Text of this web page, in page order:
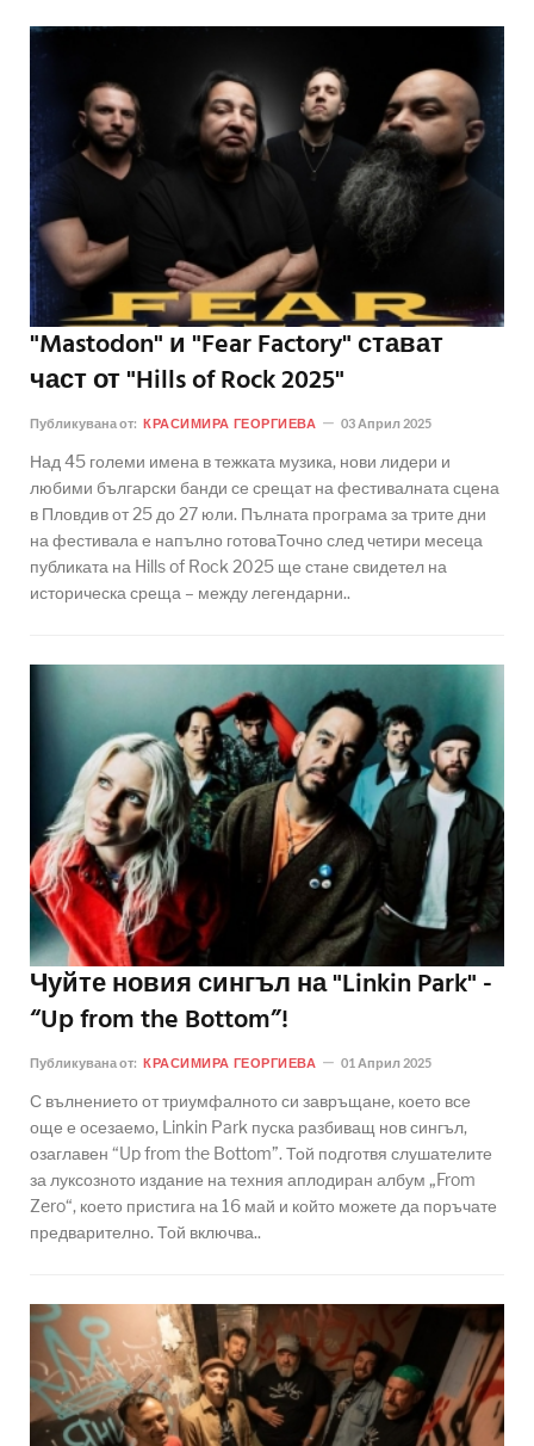
"Mastodon" и "Fear Factory" стават
част от "Hills of Rock 2025"
Публикувана от: КРАСИМИРА ГЕОРГИЕВА 03 Април 2025
Над 45 големи имена в тежката музика, нови лидери и
любими български банди се срещат на фестивалната сцена
в Пловдив от 25 до 27 юли. Пълната програма за трите дни
на фестивала е напълно готоваТочно след четири месеца
публиката на Hills of Rock 2025 ще стане свидетел на
историческа среща – между легендарни..
Чуйте новия сингъл на "Linkin Park" -
“Up from the Bottom”!
Публикувана от: КРАСИМИРА ГЕОРГИЕВА 01 Април 2025
С вълнението от триумфалното си завръщане, което все
още е осезаемо, Linkin Park пуска разбиващ нов сингъл,
озаглавен “Up from the Bottom”. Той подготвя слушателите
за луксозното издание на техния аплодиран албум „From
Zero“, което пристига на 16 май и който можете да поръчате
предварително. Той включва..